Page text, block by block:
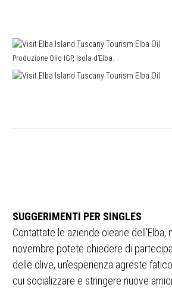
Produzione Olio IGP, Isola d’Elba.
SUGGERIMENTI PER SINGLES
Contattate le aziende olearie dell’Elba,
novembre potete chiedere di
delle olive, un’esperienza agreste
cui socializzare e stringere nuove